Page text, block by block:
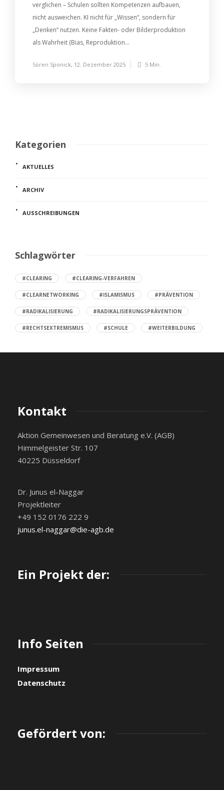
verglichen – Schulen sollten Kompetenzen aufbauen,
nicht ausweichen. KI nicht für „Wissen“, sondern für
„Denken“ nutzen. Keine Fakten- oder Bilderproduktion
als Wahrheit (Bias, Reproduktion...
Sören Sponick, 12. Dezember 2025 5 Min.
Kategorien
AKTUELLES
ARCHIV
AUSSCHREIBUNGEN
Schlagwörter
#CLEARING #CLEARING-VERFAHREN
#CLEARNETWORKING #ISLAMISMUS #PRÄVENTION
#RADIKALISIERUNG #RADIKALISIERUNGSPRÄVENTION
#RECHTSEXTREMISMUS #SCHULE #WEITERBILDUNG
Kontakt
Aktion Gemeinwesen und Beratung e.V. (AGB)
Himmelgeister Str. 107
40225 Düsseldorf
Dr. Junus el-Naggar
Projektleiter
+49 152 0176 222 9
junus.el-naggar@die-agb.de
Ein Projekt der:
Info Seiten
Impressum
Datenschutz
Gefördert von: